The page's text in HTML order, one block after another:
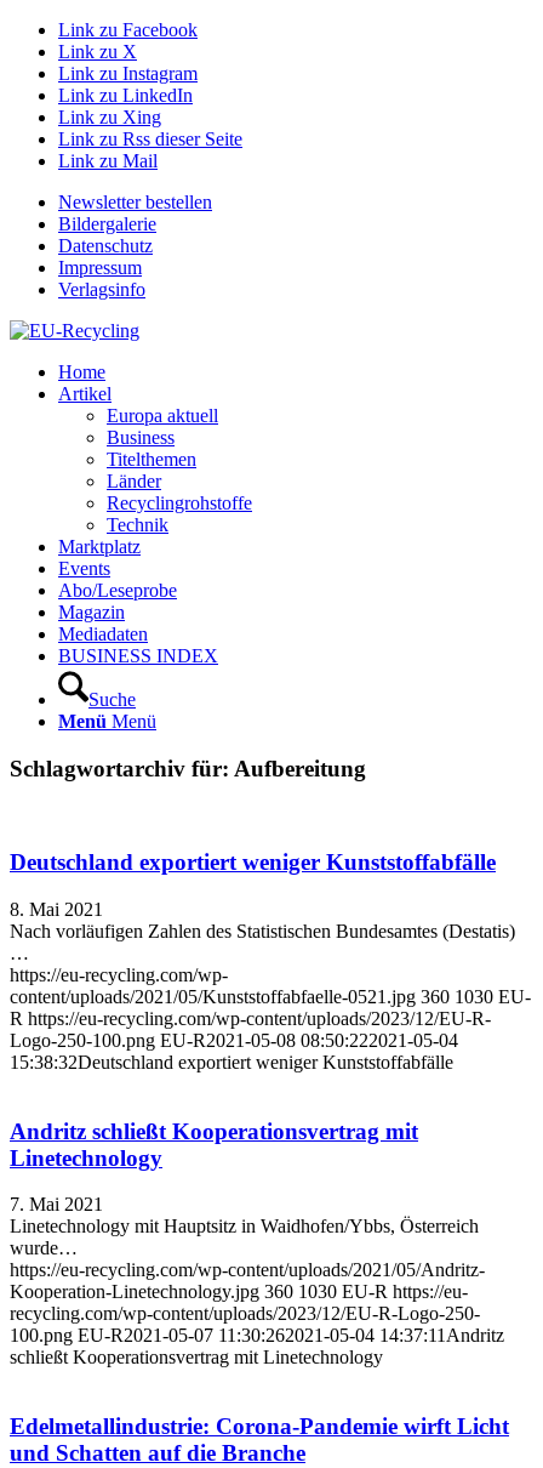
Link zu Facebook
Link zu X
Link zu Instagram
Link zu LinkedIn
Link zu Xing
Link zu Rss dieser Seite
Link zu Mail
Newsletter bestellen
Bildergalerie
Datenschutz
Impressum
Verlagsinfo
Home
Artikel
Europa aktuell
Business
Titelthemen
Länder
Recyclingrohstoffe
Technik
Marktplatz
Events
Abo/Leseprobe
Magazin
Mediadaten
BUSINESS INDEX
Suche
Menü Menü
Schlagwortarchiv für: Aufbereitung
Deutschland exportiert weniger Kunststoffabfälle
8. Mai 2021
Nach vorläufigen Zahlen des Statistischen Bundesamtes (Destatis)
…
https://eu-recycling.com/wp-
content/uploads/2021/05/Kunststoffabfaelle-0521.jpg 360 1030 EU-
R https://eu-recycling.com/wp-content/uploads/2023/12/EU-R-
Logo-250-100.png EU-R2021-05-08 08:50:222021-05-04
15:38:32Deutschland exportiert weniger Kunststoffabfälle
Andritz schließt Kooperationsvertrag mit
Linetechnology
7. Mai 2021
Linetechnology mit Hauptsitz in Waidhofen/Ybbs, Österreich
wurde…
https://eu-recycling.com/wp-content/uploads/2021/05/Andritz-
Kooperation-Linetechnology.jpg 360 1030 EU-R https://eu-
recycling.com/wp-content/uploads/2023/12/EU-R-Logo-250-
100.png EU-R2021-05-07 11:30:262021-05-04 14:37:11 Andritz
schließt Kooperationsvertrag mit Linetechnology
Edelmetallindustrie: Corona-Pandemie wirft Licht
und Schatten auf die Branche